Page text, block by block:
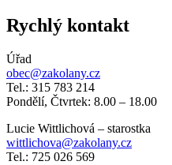
Rychlý kontakt
Úřad
obec@zakolany.cz
Tel.: 315 783 214
Pondělí, Čtvrtek: 8.00 – 18.00
Lucie Wittlichová – starostka
wittlichova@zakolany.cz
Tel.: 725 026 569